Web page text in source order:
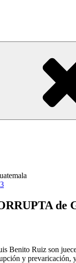
de
Benito Ruiz son
y